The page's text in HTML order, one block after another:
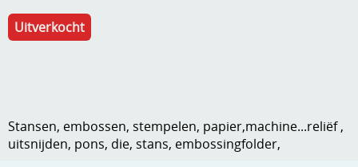
Merken
Ribbelaar
Uitverkocht
Stansen, embossen, stempelen, papier,machine...reliëf ,
uitsnijden, pons, die, stans, embossingfolder,